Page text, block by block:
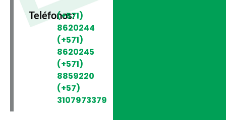
Teléfonos:
(+571)
8620244
(+571)
8620245
(+571)
8859220
(+57)
3107973379